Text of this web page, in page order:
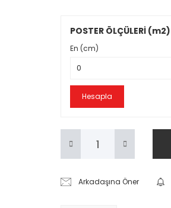
POSTER ÖLÇÜLERİ (m2)
En (cm)
Hesapla
Arkadaşına Öner